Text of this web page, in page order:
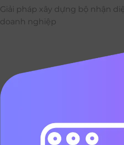
Giải pháp xây dựng bộ nhận
doanh nghiệp